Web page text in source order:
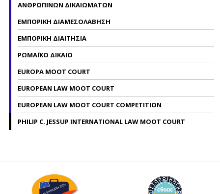
ΑΝΘΡΩΠΙΝΩΝ ΔΙΚΑΙΩΜΑΤΩΝ
ΕΜΠΟΡΙΚΗ ΔΙΑΜΕΣΟΛΑΒΗΣΗ
EΜΠΟΡΙΚΗ ΔΙΑΙΤΗΣΙΑ
ΡΩΜΑΪΚΟ ΔΙΚΑΙΟ
EUROPA MOOT COURT
EUROPEAN LAW MOOT COURT
EUROPEAN LAW MOOT COURT COMPETITION
PHILIP C. JESSUP INTERNATIONAL LAW MOOT COURT